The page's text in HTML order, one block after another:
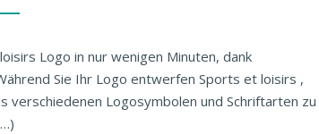
Logo in nur wenigen Minuten, dank
Sie Ihr Logo entwerfen Sports et loisirs ,
verschiedenen Logosymbolen und Schriftarten zu